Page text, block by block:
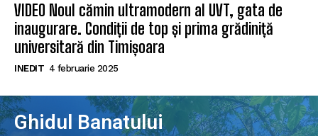
VIDEO Noul cămin ultramodern al UVT, gata de
inaugurare. Condiții de top și prima grădiniță
universitară din Timișoara
INEDIT 4 februarie 2025
Ghidul Banatului